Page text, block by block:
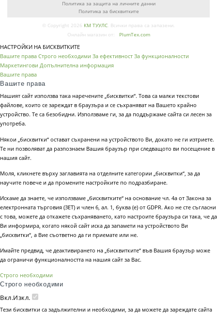
Политика за защита на личните данни
Политика за бисквитките
© Copyright 2026 КМ ТУУЛС. Всички права са запазени.
Онлайн магазин от:
PlumTex.com
НАСТРОЙКИ НА БИСКВИТКИТЕ
Вашите права Строго необходими За ефективност За функционалности
Маркетингови Допълнителна информация
Вашите права
Вашите права
Нашият сайт използва така наречените „бисквитки“. Това са малки текстови
файлове, които се зареждат в браузъра и се съхраняват на Вашето крайно
устройство. Те са безобидни. Използваме ги, за да поддържаме сайта си лесен за
употреба.
Някои „бисквитки“ остават съхранени на устройството Ви, докато не ги изтриете.
Те ни позволяват да разпознаем Вашия браузър при следващото ви посещение в
нашия сайт.
Моля, кликнете върху заглавията на отделните категории „бисквитки“, за да
научите повече и да промените настройките по подразбиране.
Искаме да знаете, че използваме „бисквитките“ на основание чл. 4а от Закона за
електронната търговия (ЗЕТ) и член 6, ал. 1, буква (е) от GDPR. Ако не сте съгласни
с това, можете да откажете съхраняването, като настроите браузъра си така, че да
Ви информира, когато някой сайт иска да запамети на устройството Ви
„бисквитки“, а Вие съответно да ги приемате или не.
Имайте предвид, че деактивирането на „бисквитките“ във Вашия браузър може
да ограничи функционалността на нашия сайт за Вас.
Строго необходими
Строго необходими
Вкл.Изкл.
Тези бисквитки са задължителни и необходими, за да можете да зареждате сайта